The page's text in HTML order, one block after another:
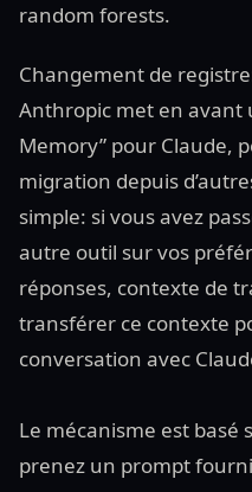
random forests.
Changement de
Anthropic met en
Memory” pour Claude,
migration depuis
simple: si vous avez
autre outil sur vos
réponses, contexte de
transférer ce contexte
conversation avec
Le mécanisme est basé
prenez un prompt